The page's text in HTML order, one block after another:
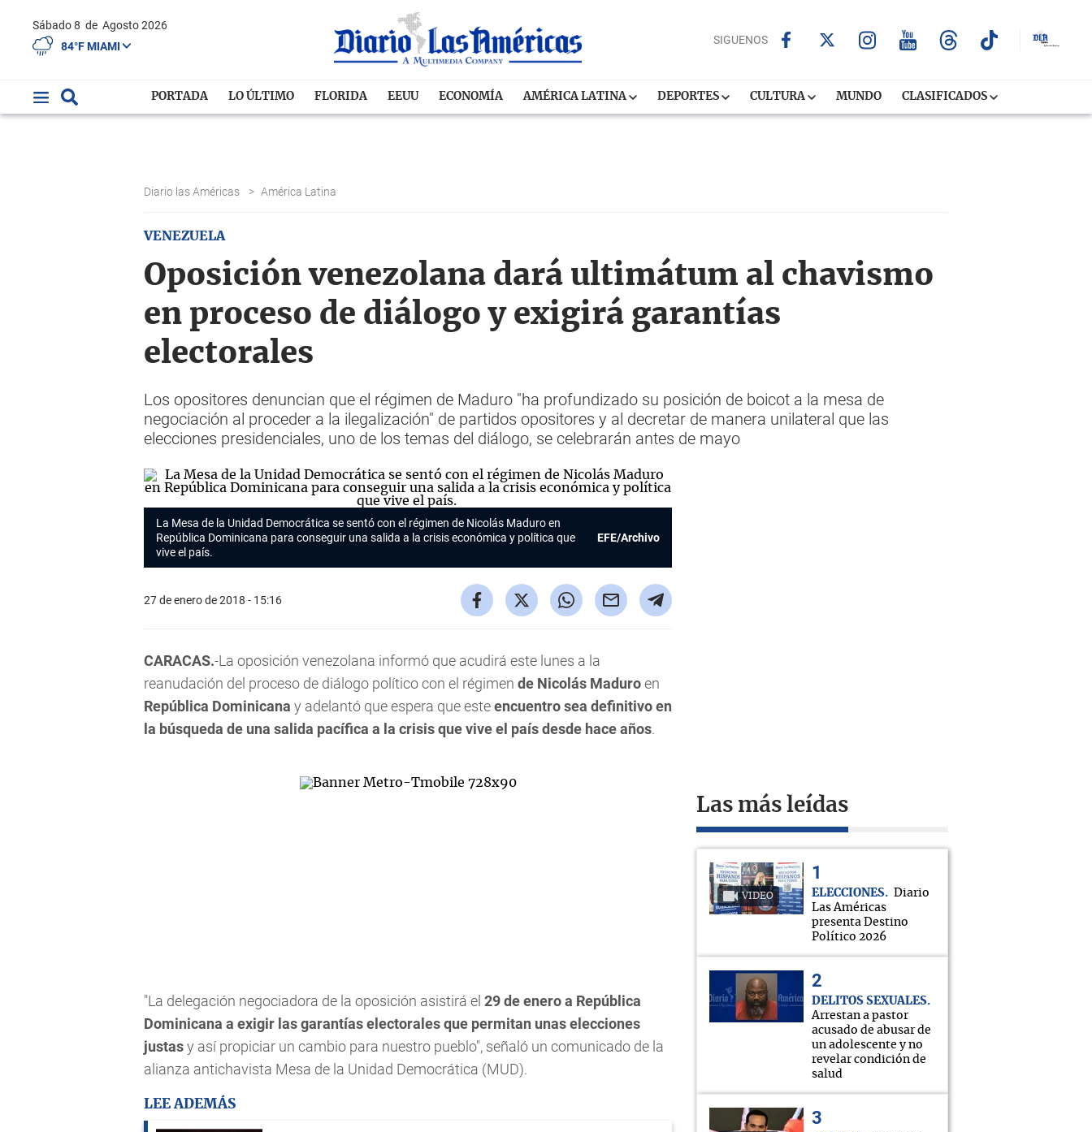
Sábado 8 de Agosto 2026
84°F MIAMI
SIGUENOS
PORTADA LO ÚLTIMO FLORIDA EEUU ECONOMÍA AMÉRICA LATINA DEPORTES CULTURA MUNDO CLASIFICADOS
Diario las Américas > América Latina
VENEZUELA
Oposición venezolana dará ultimátum al chavismo
en proceso de diálogo y exigirá garantías
electorales
Los opositores denuncian que el régimen de Maduro "ha profundizado su posición de boicot a la mesa de
negociación al proceder a la ilegalización" de partidos opositores y al decretar de manera unilateral que las
elecciones presidenciales, uno de los temas del diálogo, se celebrarán antes de mayo
La Mesa de la Unidad Democrática se sentó con el régimen de Nicolás Maduro en
República Dominicana para conseguir una salida a la crisis económica y política que
vive el país.
EFE/Archivo
27 de enero de 2018 - 15:16
CARACAS.-La oposición venezolana informó que acudirá este lunes a la
reanudación del proceso de diálogo político con el régimen de Nicolás Maduroen
República Dominicana y adelantó que espera que esteencuentro sea definitivo en
la búsqueda de una salida pacífica a la crisis que vive el país desde hace años.
"La delegación negociadora de la oposición asistirá el 29 de enero a República
Dominicana a exigir las garantías electorales que permitan unas elecciones
justasy así propiciar un cambio para nuestro pueblo", señaló un comunicado de la
alianza antichavista Mesa de la Unidad Democrática (MUD).
LEE ADEMÁS
Las más leídas
VIDEO ELECCIONES
Diario
Las Américas
presenta Destino
Político 2026
DELITOS SEXUALES
Arrestan a pastor
acusado de abusar de
un adolescente y no
revelar condición de
salud